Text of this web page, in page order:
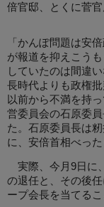
倍官邸、とくに菅
「かんぽ問題は安
が報道を抑えこう
していたのは間違
長時代よりも政権
以前から不満を持
営委員会の石原委
た。石原委員長は
に、安倍首相べっ
実際、今月9日に
の退任と、その後
ープ会長を当てるこ